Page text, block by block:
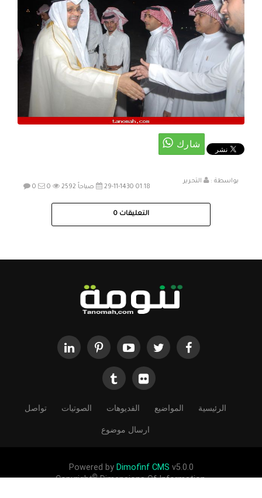
بواسطة :
التحرير
29-11-1430 01:18 صباحاً
0 0 2592
التعليقات 0
الرئيسية المواضيع الفديوهات الصوتيات تواصل
ارسال موضوع
Powered by Dimofinf CMS v5.0.0
Copyright©Dimensions Of Information.